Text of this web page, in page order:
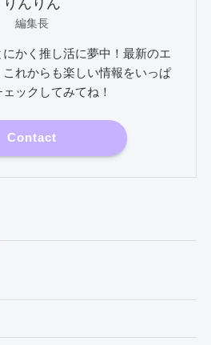
編集長
にかく推し活に夢中！最新のエ
れからも楽しい情報をいっぱ
ックしてみてね！
Contact